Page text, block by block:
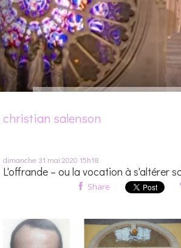
christian salenson
dimanche 31 mai 2020 15h18
L'offrande – ou la vocation à s'altérer
Share